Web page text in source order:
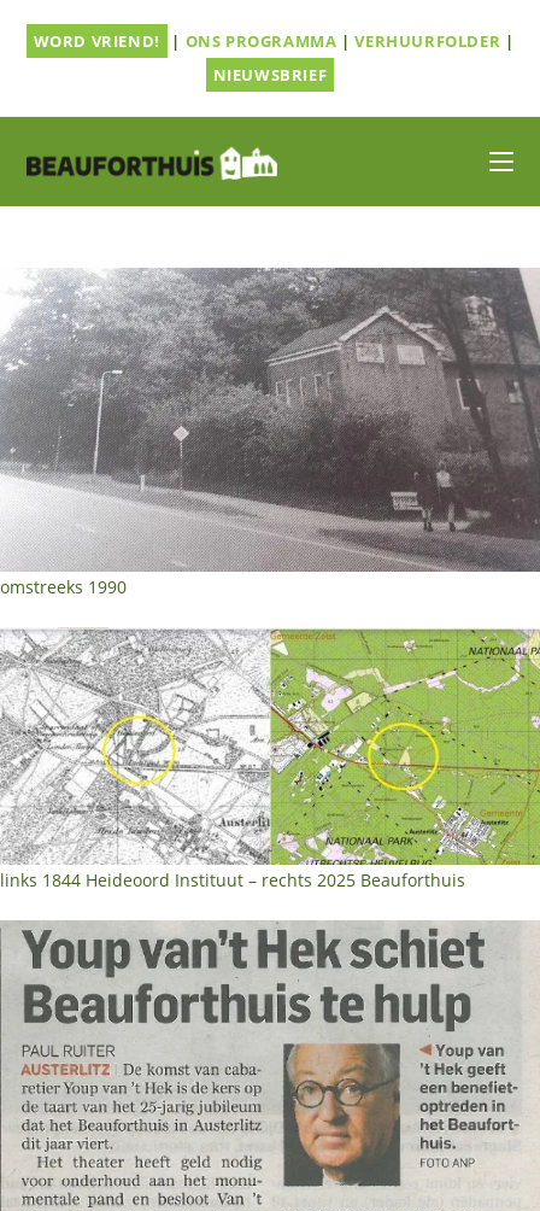
naarWORD VRIEND! | ONS PROGRAMMA |VERHUURFOLDER |
NIEUWSBRIEF
omstreeks 1990
links 1844 Heideoord Instituut – rechts 2025 Beauforthuis